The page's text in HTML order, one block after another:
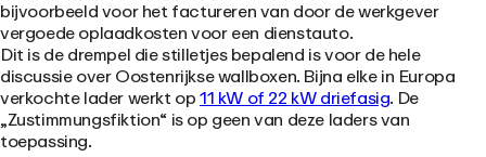
bijvoorbeeld voor het factureren van door de werkgever
vergoede oplaadkosten voor een dienstauto.
Dit is de drempel die stilletjes bepalend is voor de hele
discussie over Oostenrijkse wallboxen. Bijna elke in Europa
verkochte lader werkt op11 kW of 22 kW driefasig. De
„Zustimmungsfiktion“ is op geen van deze laders van
toepassing.